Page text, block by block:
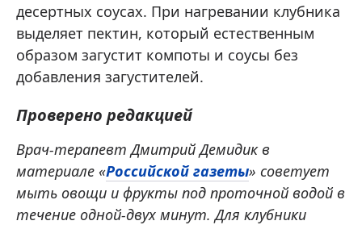
десертных соусах. При нагревании клубника
выделяет пектин, который естественным
образом загустит компоты и соусы без
добавления загустителей.
Проверено редакцией
Врач-терапевт Дмитрий Демидик в
материале «Российской газеты» советует
мыть овощи и фрукты под проточной водой в
течение одной-двух минут. Для клубники